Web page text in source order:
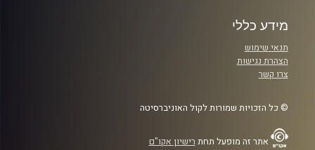
מידע כללי
תנאי שימוש
הצהרת נגישות
צרו קשר
© כל הזכויות שמורות לקול האוניברסיטה
אתר זה מופעל תחת רישיון אקו"ם